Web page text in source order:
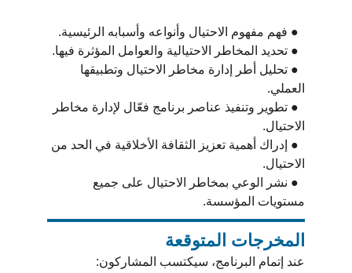
المخرجات المتوقعة
عند إتمام البرنامج، سيكتسب المشاركون:
  ● تحليل أطر إدارة مخاطر الاحتيال وتطبيقها
العملي.
  ● تطوير وتنفيذ عناصر برنامج فعّال لإدارة مخاطر
الاحتيال.
  ● إدراك أهمية تعزيز الثقافة الأخلاقية في الحد من
الاحتيال.
  ● نشر الوعي بمخاطر الاحتيال على جميع
مستويات المؤسسة.